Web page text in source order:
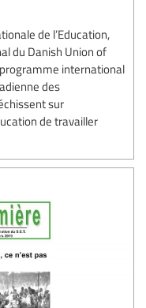
de l’Education,
du Danish Union of
international
des
sur
de travailler